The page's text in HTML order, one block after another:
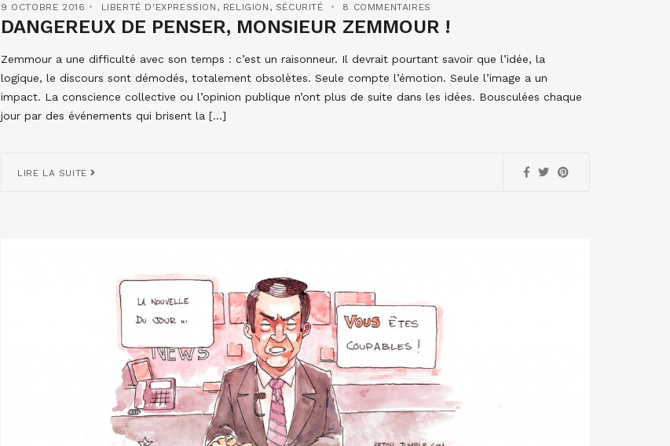
9 OCTOBRE 2016 LIBERTÉ D'EXPRESSION , RELIGION , SÉCURITÉ 8 COMMENTAIRES
DANGEREUX DE PENSER, MONSIEUR ZEMMOUR !
Zemmour a une difficulté avec son temps : c’est un raisonneur. Il devrait pourtant savoir que l’idée, la
logique, le discours sont démodés, totalement obsolètes. Seule compte l’émotion. Seule l’image a un
impact. La conscience collective ou l’opinion publique n’ont plus de suite dans les idées. Bousculées chaque
jour par des événements qui brisent la […]
LIRE LA SUITE